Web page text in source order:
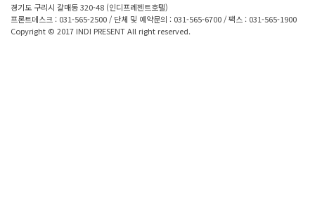
경기도 구리시 갈매동 320-48 (인디프레젠트호텔)
프론트데스크 : 031-565-2500 / 단체 및 예약문의 : 031-565-6700 / 팩스 : 031-565-1900
Copyright © 2017 INDI PRESENT All right reserved.